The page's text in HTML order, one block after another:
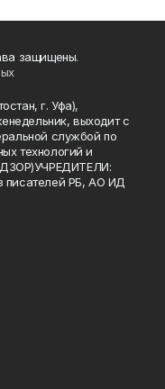
защищены.
г. Уфа),
выходит с
службой по
технологий и
писателей РБ, АО ИД